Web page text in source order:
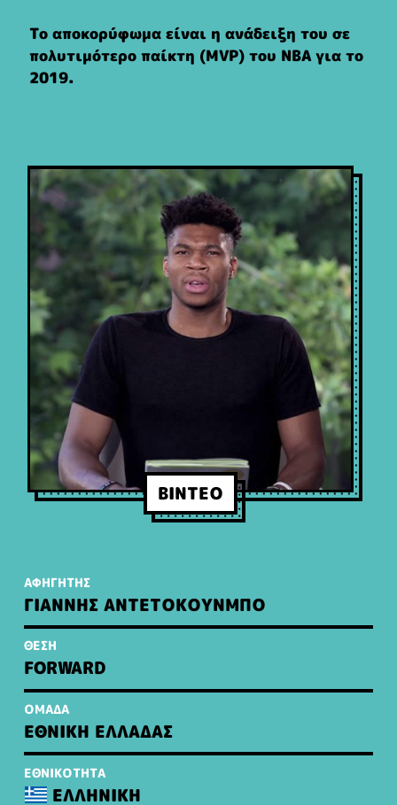
Το αποκορύφωμα είναι η ανάδειξη του σε
πολυτιμότερο παίκτη (MVP) του ΝΒΑ για το
2019.
ΒΙΝΤΕΟ
ΑΦΗΓΗΤΗΣ
ΓΙΑΝΝΗΣ ΑΝΤΕΤΟΚΟΥΝΜΠΟ
ΘΕΣΗ
FORWARD
ΟΜΑΔΑ
ΕΘΝΙΚΗ ΕΛΛΑΔΑΣ
ΕΘΝΙΚΟΤΗΤΑ
ΕΛΛΗΝΙΚΗ